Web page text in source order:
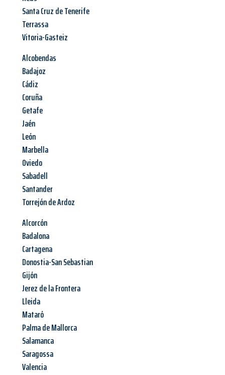
Santa Cruz de Tenerife
Terrassa
Vitoria-Gasteiz
Alcobendas
Badajoz
Cádiz
Coruña
Getafe
Jaén
León
Marbella
Oviedo
Sabadell
Santander
Torrejón de Ardoz
Alcorcón
Badalona
Cartagena
Donostia-San Sebastian
Gijón
Jerez de la Frontera
Lleida
Mataró
Palma de Mallorca
Salamanca
Saragossa
Valencia